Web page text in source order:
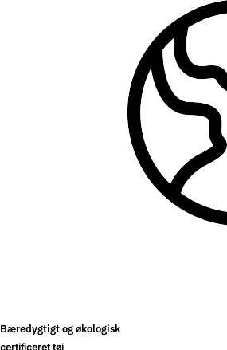
Bæredygtigt og økologisk
certificeret tøj